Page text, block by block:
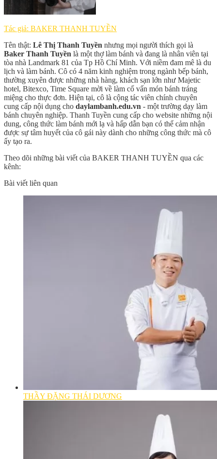
Tác giả: BAKER THANH TUYỀN
Tên thật: Lê Thị Thanh Tuyền nhưng mọi người thích gọi là
Baker Thanh Tuyền là một thợ làm bánh và đang là nhân viên tại
tòa nhà Landmark 81 của Tp Hồ Chí Minh. Với niềm đam mê là du
lịch và làm bánh. Cô có 4 năm kinh nghiệm trong ngành bếp bánh,
thường xuyên được những nhà hàng, khách sạn lớn như Majetic
hotel, Bitexco, Time Square mời về làm cố vấn món bánh tráng
miệng cho thực đơn. Hiện tại, cô là cộng tác viên chính chuyên
cung cấp nội dụng cho daylambanh.edu.vn - một trường dạy làm
bánh chuyên nghiệp. Thanh Tuyền cung cấp cho website những nội
dung, công thức làm bánh mới lạ và hấp dẫn bạn có thể cảm nhận
được sự tâm huyết của cô gái này dành cho những công thức mà cô
ấy tạo ra.
Theo dõi những bài viết của BAKER THANH TUYỀN qua các
kênh:
Bài viết liên quan
THẦY ĐẶNG THÁI DƯƠNG